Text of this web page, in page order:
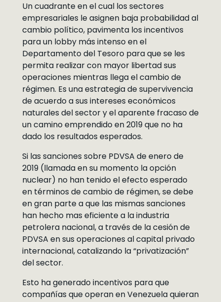
Un cuadrante en el cual los sectores
empresariales le asignen baja probabilidad al
cambio político, pavimenta los incentivos
para un lobby más intenso en el
Departamento del Tesoro para que se les
permita realizar con mayor libertad sus
operaciones mientras llega el cambio de
régimen. Es una estrategia de supervivencia
de acuerdo a sus intereses económicos
naturales del sector y el aparente fracaso de
un camino emprendido en 2019 que no ha
dado los resultados esperados.
Si las sanciones sobre PDVSA de enero de
2019 (llamada en su momento la opción
nuclear) no han tenido el efecto esperado
en términos de cambio de régimen, se debe
en gran parte a que las mismas sanciones
han hecho mas eficiente a la industria
petrolera nacional, a través de la cesión de
PDVSA en sus operaciones al capital privado
internacional, catalizando la “privatización”
del sector.
Esto ha generado incentivos para que
compañías que operan en Venezuela quieran